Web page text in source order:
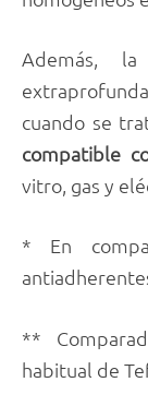
Además, la
cuando se
compatible
vitro, gas y
* En
**
habitual de